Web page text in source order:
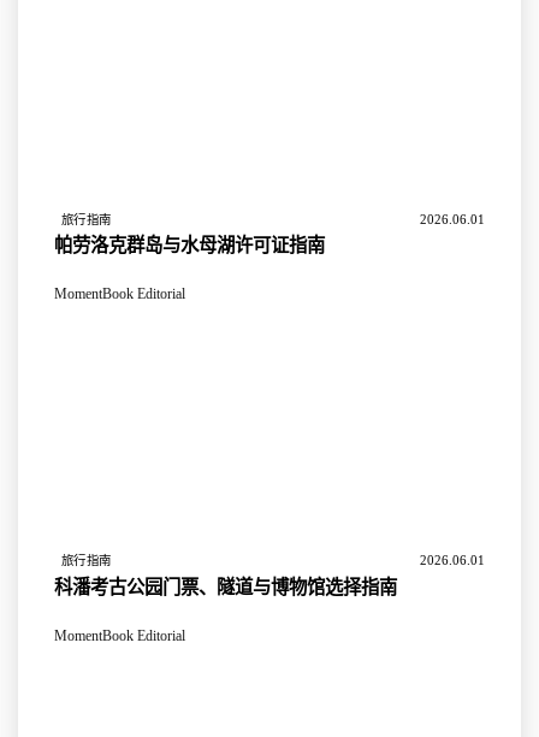
旅行指南 2026.06.01
帕劳洛克群岛与水母湖许可证指南
MomentBook Editorial
旅行指南 2026.06.01
科潘考古公园门票、隧道与博物馆选择指南
MomentBook Editorial